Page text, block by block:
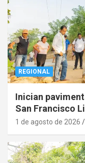
REGIONAL
Inician
San Francisco
1 de agosto de 2026